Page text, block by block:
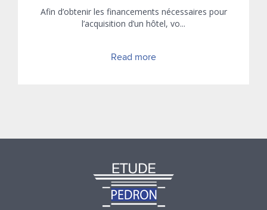
Afin d’obtenir les financements nécessaires pour
l’acquisition d’un hôtel, vo...
Read more